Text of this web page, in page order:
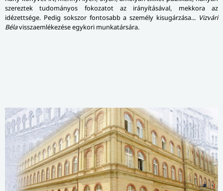
szereztek tudományos fokozatot az irányításával, mekkora az
idézettsége. Pedig sokszor fontosabb a személy kisugárzása... Vizvári
Bélavissza­em­lé­ke­zé­se egykori munkatársára.